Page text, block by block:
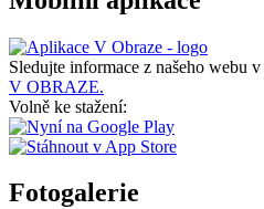
Sledujte informace z našeho webu v
V OBRAZE.
Volně ke stažení:
Fotogalerie